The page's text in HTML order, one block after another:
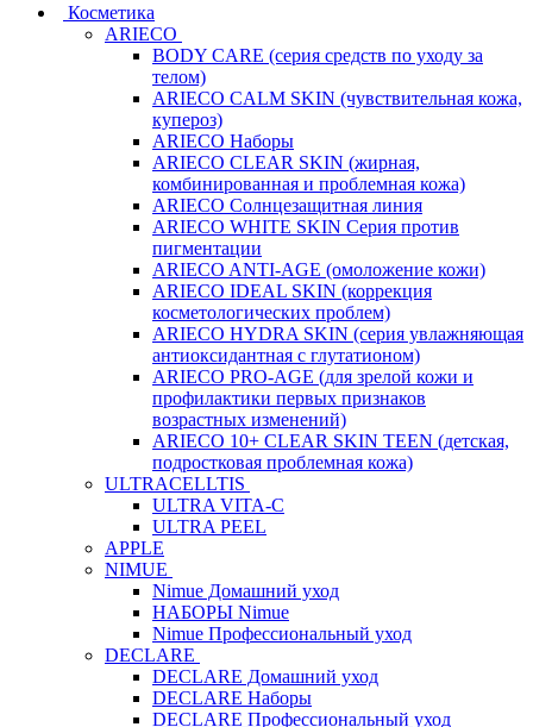
Косметика
ARIECO
BODY CARE (серия средств по уходу за
телом)
ARIECO CALM SKIN (чувствительная кожа,
купероз)
ARIECO Наборы
ARIECO CLEAR SKIN (жирная,
комбинированная и проблемная кожа)
ARIECO Солнцезащитная линия
ARIECO WHITE SKIN Серия против
пигментации
ARIECO ANTI-AGE (омоложение кожи)
ARIECO IDEAL SKIN (коррекция
косметологических проблем)
ARIECO HYDRA SKIN (серия увлажняющая
антиоксидантная с глутатионом)
ARIECO PRO-AGE (для зрелой кожи и
профилактики первых признаков
возрастных изменений)
ARIECO 10+ CLEAR SKIN TEEN (детская,
подростковая проблемная кожа)
ULTRACELLTIS
ULTRA VITA-C
ULTRA PEEL
APPLE
NIMUE
Nimue Домашний уход
НАБОРЫ Nimue
Nimue Профессиональный уход
DECLARE
DECLARE Домашний уход
DECLARE Наборы
DECLARE Профессиональный уход